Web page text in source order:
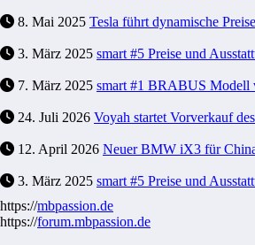
8. Mai 2025 Tesla führt dynamische
3. März 2025 smart #5 Preise und
7. März 2025 smart #1 BRABUS Modell
24. Juli 2026 Voyah startet Vorverkauf
12. April 2026 Neuer BMW iX3 für
3. März 2025 smart #5 Preise und
https://mbpassion.de
https://forum.mbpassion.de